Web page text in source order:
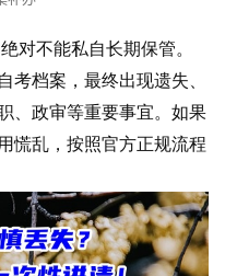
对不能私自长期保管。
考档案，最终出现遗失、
、政审等重要事宜。如果
慌乱，按照官方正规流程